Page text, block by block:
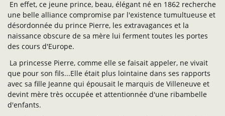
En effet, ce jeune prince, beau, élégant né en 1862 recherche
une belle alliance compromise par l'existence tumultueuse et
désordonnée du prince Pierre, les extravagances et la
naissance obscure de sa mère lui ferment toutes les portes
des cours d'Europe.
La princesse Pierre, comme elle se faisait appeler, ne vivait
que pour son fils...Elle était plus lointaine dans ses rapports
avec sa fille Jeanne qui épousait le marquis de Villeneuve et
devint mère très occupée et attentionnée d'une ribambelle
d'enfants.